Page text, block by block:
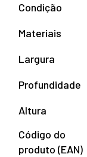
Condição
Materiais
Largura
Profundidade
Altura
Código do
produto (EAN)